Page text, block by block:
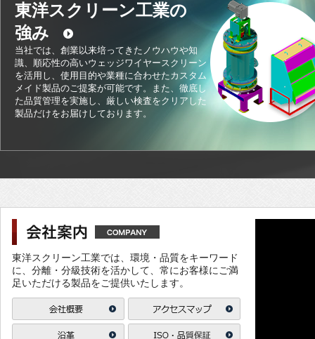
東洋スクリーン工業の
強み
当社では、創業以来培ってきたノウハウや知
識、順応性の高いウェッジワイヤースクリーン
を活用し、使用目的や業種に合わせたカスタム
メイド製品のご提案が可能です。また、徹底し
た品質管理を実施し、厳しい検査をクリアした
製品だけをお届けしております。
東洋スクリーン工業では、環境・品質をキーワード
に、分離・分級技術を活かして、常にお客様にご満
足いただける製品をご提供いたします。